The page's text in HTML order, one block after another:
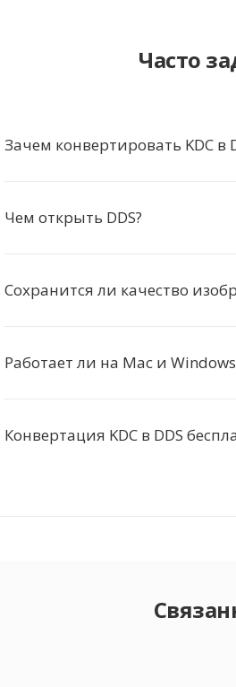
Часто
Зачем конвертировать KDC в
Чем открыть DDS?
Сохранится ли качество
Работает ли на Mac и
Конвертация KDC в DDS